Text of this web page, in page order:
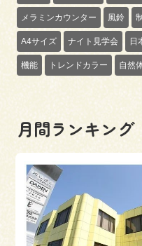
メラミンカウンター 風鈴
A4サイズ ナイト見学会 日
機能 トレンドカラー 自然
月間ランキング